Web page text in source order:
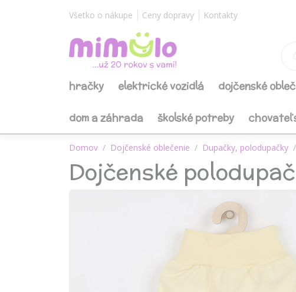
Všetko o nákupe Ceny dopravy Kontakty
hračky elektrické vozidlá dojčenské
dom a záhrada školské potreby
Domov Dojčenské oblečenie Dupačky, polodupačky
Dojčenské